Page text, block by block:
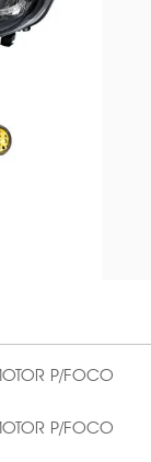
P/FOCO
P/FOCO